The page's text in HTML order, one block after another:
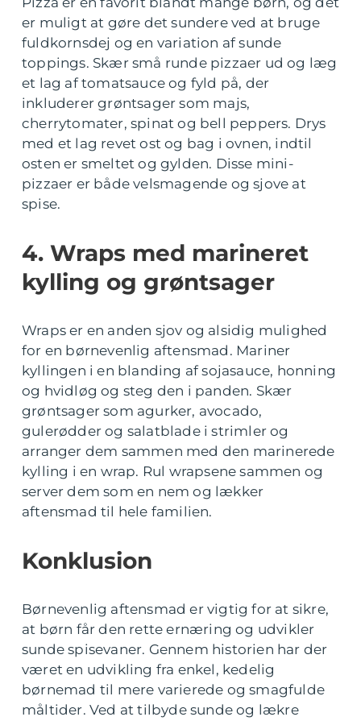
er muligt at gøre det sundere ved at bruge
fuldkornsdej og en variation af sunde
toppings. Skær små runde pizzaer ud og læg
et lag af tomatsauce og fyld på, der
inkluderer grøntsager som majs,
cherrytomater, spinat og bell peppers. Drys
med et lag revet ost og bag i ovnen, indtil
osten er smeltet og gylden. Disse mini-
pizzaer er både velsmagende og sjove at
spise.
4. Wraps med marineret
kylling og grøntsager
Wraps er en anden sjov og alsidig mulighed
for en børnevenlig aftensmad. Mariner
kyllingen i en blanding af sojasauce, honning
og hvidløg og steg den i panden. Skær
grøntsager som agurker, avocado,
gulerødder og salatblade i strimler og
arranger dem sammen med den marinerede
kylling i en wrap. Rul wrapsene sammen og
server dem som en nem og lækker
aftensmad til hele familien.
Konklusion
Børnevenlig aftensmad er vigtig for at sikre,
at børn får den rette ernæring og udvikler
sunde spisevaner. Gennem historien har der
været en udvikling fra enkel, kedelig
børnemad til mere varierede og smagfulde
måltider. Ved at tilbyde sunde og lækre